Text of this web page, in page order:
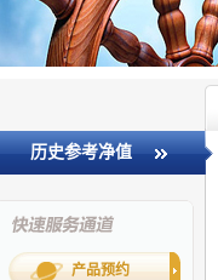
历史参考净值
产品预约